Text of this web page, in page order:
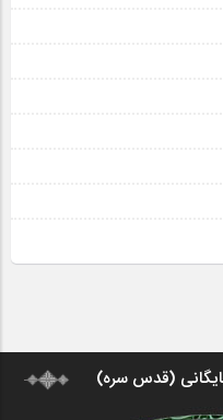
(قدس سره)